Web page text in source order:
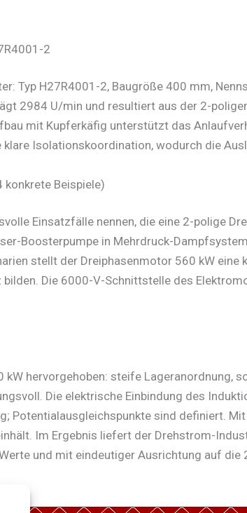
2
Typ H27R4001-2, Baugröße 400 mm,
2984 U/min und resultiert aus der 2-
mit Kupferkäfig unterstützt das
Isolationskoordination, wodurch die
Beispiele)
Einsatzfälle nennen, die eine 2-polige
Boosterpumpe in Mehrdruck-
stellt der Dreiphasenmotor 560 kW
Die 6000-V-Schnittstelle des
hervorgehoben: steife
Die elektrische Einbindung des
Potentialausgleichspunkte sind definiert.
Im Ergebnis liefert der Drehstrom-
und mit eindeutiger Ausrichtung auf die